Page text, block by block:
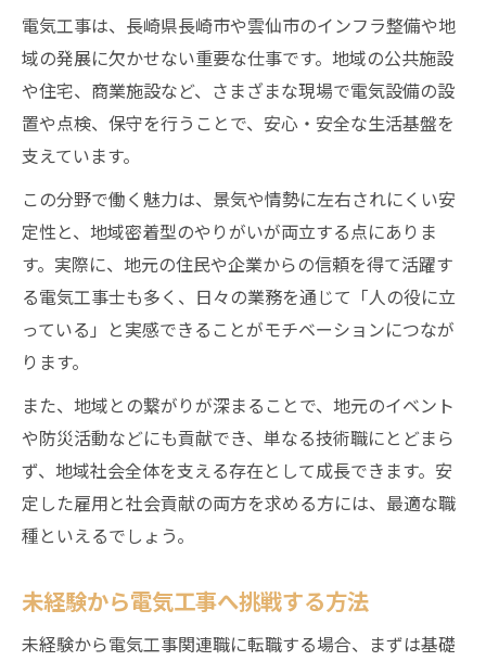
電気工事職で叶う正社員就職の利点
電気工事関連職が選ばれる背景とは
転職で注目される電気工事の仕事内容
電気工事の現場作業で活躍するには
空調設備や太陽光発電の電気工事とは
電気工事で求められる具体的な業務内容
住宅から施設管理までの電気工事例
電気工事職の一日の流れと働き方
資格取得支援が魅力の電気工事業界
転職時に有利な電気工事の資格事情
資格取得支援制度の具体的なメリット
電気工事業界が資格取得を重視する理由
キャリアアップを叶える電気工事関連職
実務経験で広がる電気工事の可能性
電気工事の昇給や賞与が期待できる道
電気工事は、長崎県長崎市や雲仙市のインフラ整備や地
域の発展に欠かせない重要な仕事です。地域の公共施設
や住宅、商業施設など、さまざまな現場で電気設備の設
置や点検、保守を行うことで、安心・安全な生活基盤を
支えています。
この分野で働く魅力は、景気や情勢に左右されにくい安
定性と、地域密着型のやりがいが両立する点にありま
す。実際に、地元の住民や企業からの信頼を得て活躍す
る電気工事士も多く、日々の業務を通じて「人の役に立
っている」と実感できることがモチベーションにつなが
ります。
また、地域との繋がりが深まることで、地元のイベント
や防災活動などにも貢献でき、単なる技術職にとどまら
ず、地域社会全体を支える存在として成長できます。安
定した雇用と社会貢献の両方を求める方には、最適な職
種といえるでしょう。
未経験から電気工事へ挑戦する方法
未経験から電気工事関連職に転職する場合、まずは基礎